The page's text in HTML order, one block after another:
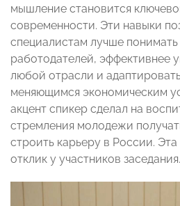
мышление становится
современности. Эти навыки
специалистам лучше понимать
работодателей, эффективнее
любой отрасли и
меняющимся экономическим
акцент спикер сделал на
стремления молодежи
строить карьеру в России.
отклик у участников заседания.